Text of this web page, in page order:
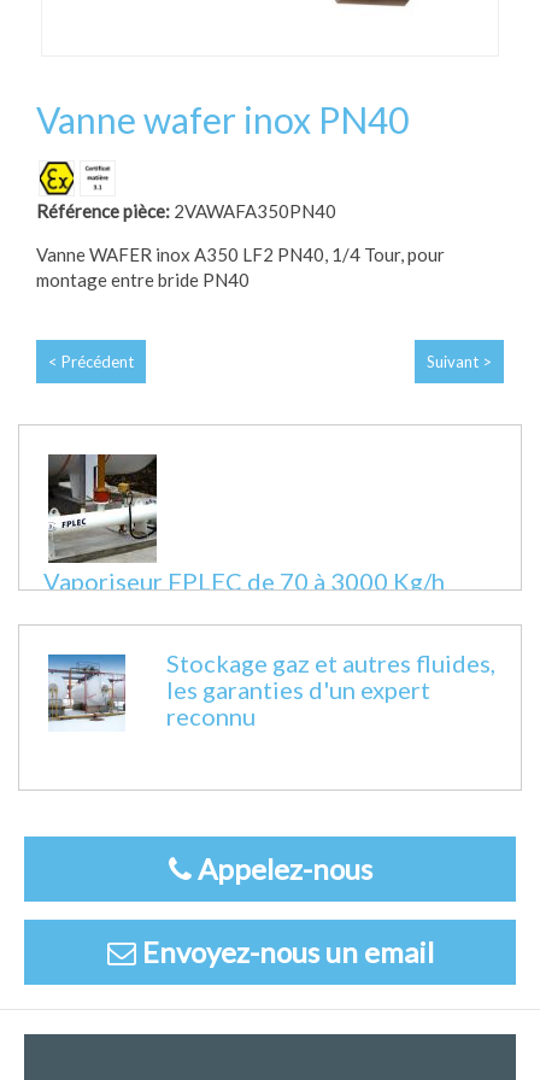
Vanne wafer inox PN40
Référence pièce: 2VAWAFA350PN40
Vanne WAFER inox A350 LF2 PN40, 1/4 Tour, pour
montage entre bride PN40
< Précédent Suivant >
Vaporiseur FPLEC de 70 à 3000 Kg/h
Stockage gaz et autres fluides,
les garanties d'un expert
reconnu
Appelez-nous
Envoyez-nous un email